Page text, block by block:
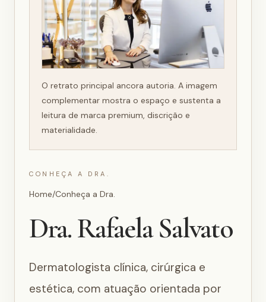
O retrato principal ancora autoria. A imagem
complementar mostra o espaço e sustenta a
leitura de marca premium, discrição e
materialidade.
CONHEÇA A DRA.
Home/Conheça a Dra.
Dra. Rafaela Salvato
Dermatologista clínica, cirúrgica e
estética, com atuação orientada por